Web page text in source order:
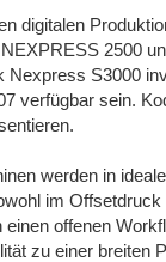
digitalen
2500
Nexpress S3000
verfügbar sein.
werden in
im
offenen
zu einer breiten